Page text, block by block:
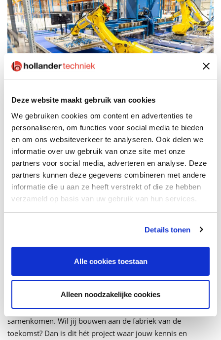
Deze website maakt gebruik van cookies
We gebruiken cookies om content en advertenties te
personaliseren, om functies voor social media te bieden
en om ons websiteverkeer te analyseren. Ook delen we
informatie over uw gebruik van onze site met onze
partners voor social media, adverteren en analyse. Deze
partners kunnen deze gegevens combineren met andere
informatie die u aan ze heeft verstrekt of die ze hebben
verzameld op basis van uw gebruik van hun services.
Details tonen
Alle cookies toestaan
Alleen noodzakelijke cookies
Werken aan dit project?
Auping | De innovatieve circulaire revolutie
Voor Koninklijke Auping ontwikkelde Robotize – een
samenwerking van Hollander Techniek en Machinefabriek
Geurtsen – een unieke, volledig geautomatiseerde
produceert. Met behulp van een digital twin, MES-software
en geavanceerde robotica realiseerden onze engineers een
flexibele, toekomstbestendige lijn met 9.600 mogelijke
slimme automatisering, realtime kwaliteitscontrole en
digitale aansturing. Een technisch uitdagend project waarin
innovatie, duurzaamheid en maatwerkproductie
samenkomen. Wil jij bouwen aan de fabriek van de
toekomst? Dan is dit hét project waar jouw kennis en